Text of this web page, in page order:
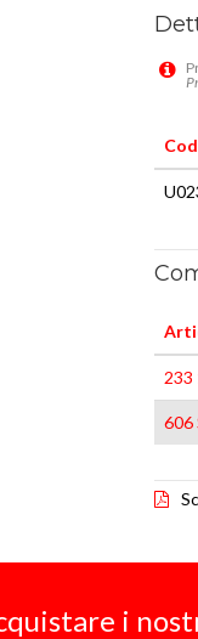
233
606
i